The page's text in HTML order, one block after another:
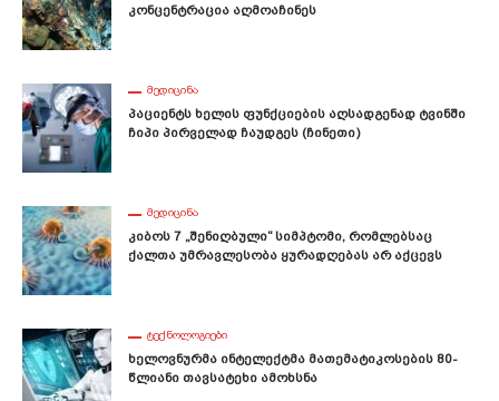
Კონცენტრაცია Აღმოაჩინეს
ᲛᲔᲓᲘᲪᲘᲜᲐ
Პაციენტს Ხელის Ფუნქციების Აღსადგენად Ტვინში
Ჩიპი Პირველად Ჩაუდგეს (ჩინეთი)
ᲛᲔᲓᲘᲪᲘᲜᲐ
Კიბოს 7 „შენიღბული“ Სიმპტომი, Რომლებსაც
Ქალთა Უმრავლესობა Ყურადღებას Არ Აქცევს
ᲢᲔᲥᲜᲝᲚᲝᲒᲘᲔᲑᲘ
Ხელოვნურმა Ინტელექტმა Მათემატიკოსების 80-
Წლიანი Თავსატეხი Ამოხსნა